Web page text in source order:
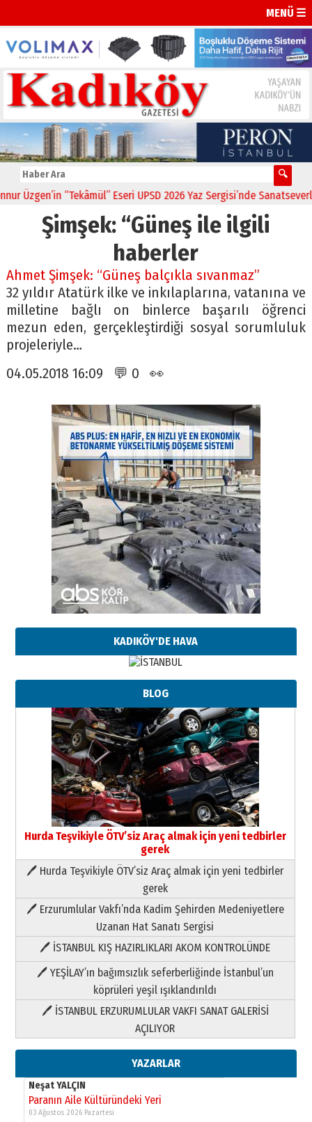
MENÜ ☰
Üzgen’in “Tekâmül” Eseri UPSD 2026 Yaz Sergisi’nde
Şimşek: “Güneş ile ilgili
haberler
Ahmet Şimşek: “Güneş balçıkla sıvanmaz”
32 yıldır Atatürk ilke ve inkılaplarına, vatanına ve
milletine bağlı on binlerce başarılı öğrenci
mezun eden, gerçekleştirdiği sosyal sorumluluk
projeleriyle…
04.05.2018 16:09 💬 0 👀
KADIKÖY'DE HAVA
BLOG
Hurda Teşvikiyle ÖTV’siz Araç almak için yeni tedbirler
gerek
🖊 Hurda Teşvikiyle ÖTV’siz Araç almak için yeni tedbirler
gerek
🖊 Erzurumlular Vakfı’nda Kadim Şehirden Medeniyetlere
Uzanan Hat Sanatı Sergisi
🖊 İSTANBUL KIŞ HAZIRLIKLARI AKOM KONTROLÜNDE
🖊 YEŞİLAY’ın bağımsızlık seferberliğinde İstanbul’un
köprüleri yeşil ışıklandırıldı
🖊 İSTANBUL ERZURUMLULAR VAKFI SANAT GALERİSİ
AÇILIYOR
YAZARLAR
Paranın Aile Kültüründeki Yeri
03 Ağustos 2026 Pazartesi
Yıldırım Gündoğdu
HAVVA’NIN ÜÇ KIZI
09 Temmuz 2026 Perşembe
Yusuf POLAT
Şampiyonluk Sebahattin Şirin’e
11 Mayıs 2026 Pazartesi
Neşat YALÇIN
Paranın Aile Kültüründeki Yeri
03 Ağustos 2026 Pazartesi